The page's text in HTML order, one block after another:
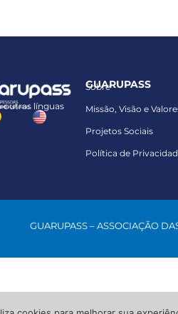
outras línguas
GUARUPASS
Sobre
Missão, Visão e
Projetos Sociais
Política de
GUARUPASS – ASSOCIAÇÃO